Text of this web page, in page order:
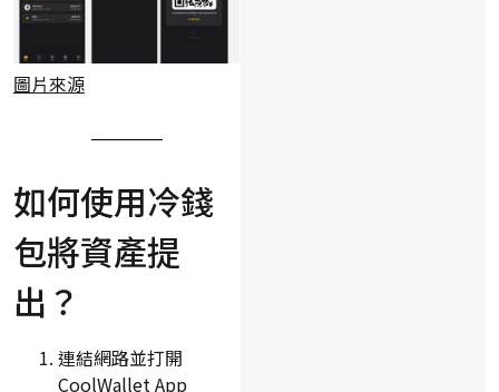
圖片來源
如何使用冷錢
包將資產提
出？
連結網路並打開
CoolWallet App